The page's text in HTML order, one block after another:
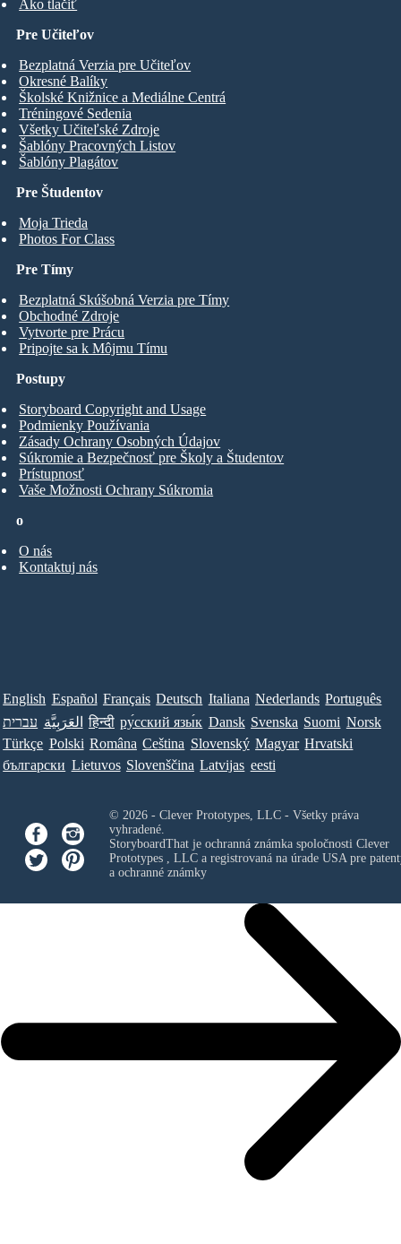
Ako tlačiť
Pre Študentov
Moja Trieda
Photos For Class
Pre Učiteľov
Bezplatná Verzia pre Učiteľov
Okresné Balíky
Školské Knižnice a Mediálne Centrá
Tréningové Sedenia
Všetky Učiteľské Zdroje
Šablóny Pracovných Listov
Šablóny Plagátov
Pre Tímy
Bezplatná Skúšobná Verzia pre Tímy
Obchodné Zdroje
Vytvorte pre Prácu
Pripojte sa k Môjmu Tímu
o
O nás
Kontaktuj nás
Postupy
Storyboard Copyright and Usage
Podmienky Používania
Zásady Ochrany Osobných Údajov
Súkromie a Bezpečnosť pre Školy a Študentov
Prístupnosť
Vaše Možnosti Ochrany Súkromia
English Español Français Deutsch Italiana Nederlands Português
עברית العَرَبِيَّة हिन्दी ру́сский язы́к Dansk Svenska Suomi Norsk
Türkçe Polski Româna Ceština Slovenský Magyar Hrvatski
български Lietuvos Slovenščina Latvijas eesti
© 2026 - Clever Prototypes, LLC - Všetky práva
vyhradené.
StoryboardThat je ochranná známka spoločnosti Clever
Prototypes , LLCa registrovaná na úrade USA pre
a ochranné známky